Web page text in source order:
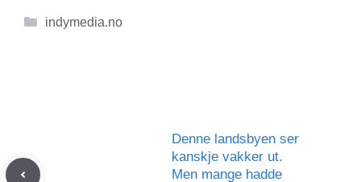
Kategorier
indymedia.no
Denne landsbyen ser
kanskje vakker ut.
Men mange hadde